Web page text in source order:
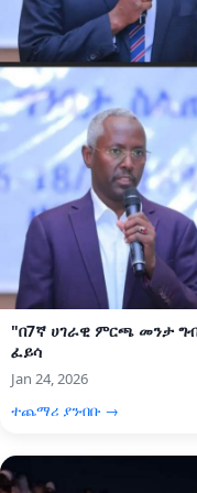
"በ7ኛ ሀገራዊ ምርጫ መንታ
ፈይሳ
Jan 24, 2026
ተጨማሪ ያንብቡ →